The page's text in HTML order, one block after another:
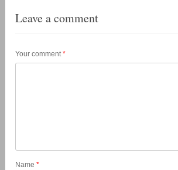
Leave a comment
Your comment*
Name*